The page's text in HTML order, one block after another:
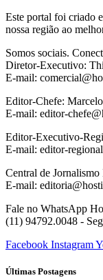
Este portal foi criado
nossa região ao
Somos sociais.
Diretor-Executivo:
E-mail:
Editor-Chefe:
E-mail: editor-
Editor-Executivo-
E-mail: editor-
Central de
E-mail:
Fale no WhatsApp
(11) 94792.0048 -
Facebook Instagram
Últimas Postagens